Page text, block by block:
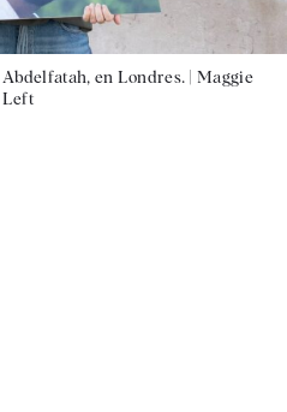
en Londres. |Maggie
Left